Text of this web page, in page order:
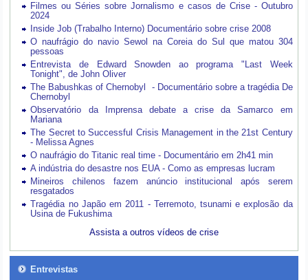
Filmes ou Séries sobre Jornalismo e casos de Crise - Outubro
2024
Inside Job (Trabalho Interno) Documentário sobre crise 2008
O naufrágio do navio Sewol na Coreia do Sul que matou 304
pessoas
Entrevista de Edward Snowden ao programa "Last Week
Tonight", de John Oliver
The Babushkas of Chernobyl - Documentário sobre a tragédia De
Chernobyl
Observatório da Imprensa debate a crise da Samarco em
Mariana
The Secret to Successful Crisis Management in the 21st Century
- Melissa Agnes
O naufrágio do Titanic real time - Documentário em 2h41 min
A indústria do desastre nos EUA - Como as empresas lucram
Mineiros chilenos fazem anúncio institucional após serem
resgatados
Tragédia no Japão em 2011 - Terremoto, tsunami e explosão da
Usina de Fukushima
Assista a outros vídeos de crise
Entrevistas